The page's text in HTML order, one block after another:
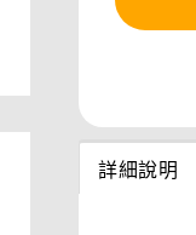
詳細說明